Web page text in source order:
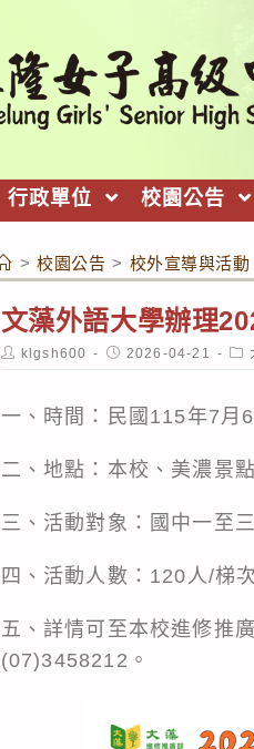
行政單位 校園公告
> 校園公告 > 校外宣導與活動
文藻外語大學辦理
Post
author:
klgsh600
Post
published:
2026-04-21
一、時間：民國115年7月
二、地點：本校、美濃景
三、活動對象：國中一至
四、活動人數：120人/梯
五、詳情可至本校進修推
(07)3458212。